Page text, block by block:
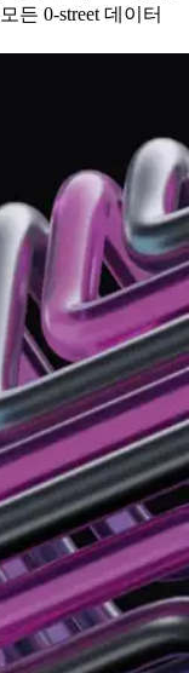
든 0-street 데이터